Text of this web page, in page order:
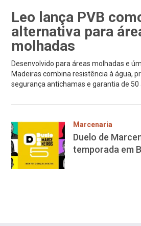
Leo lança PVB
alternativa para
molhadas
Desenvolvido para áreas molhadas e
Madeiras combina resistência à água,
segurança antichamas e garantia de 50
Marcenaria
Duelo de
temporada em